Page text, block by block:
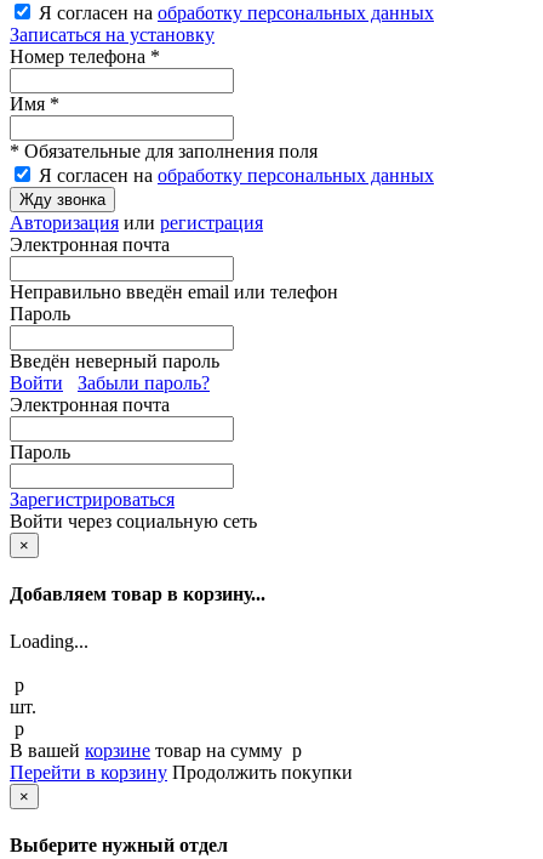
Я согласен на обработку персональных данных
Записаться на установку
Номер телефона *
Имя *
* Обязательные для заполнения поля
Я согласен на обработку персональных данных
Жду звонка
Авторизация или регистрация
Электронная почта
Неправильно введён email или телефон
Пароль
Введён неверный пароль
Войти
Забыли пароль?
Электронная почта
Пароль
Зарегистрироваться
Войти через социальную сеть
×
Добавляем товар в корзину...
Loading...
p
шт.
p
В вашей корзине товар на сумму p
Перейти в корзину Продолжить покупки
×
Выберите нужный отдел